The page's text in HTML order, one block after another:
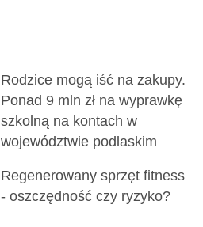
Rodzice mogą iść na zakupy.
Ponad 9 mln zł na wyprawkę
szkolną na kontach w
województwie podlaskim
Regenerowany sprzęt fitness
- oszczędność czy ryzyko?